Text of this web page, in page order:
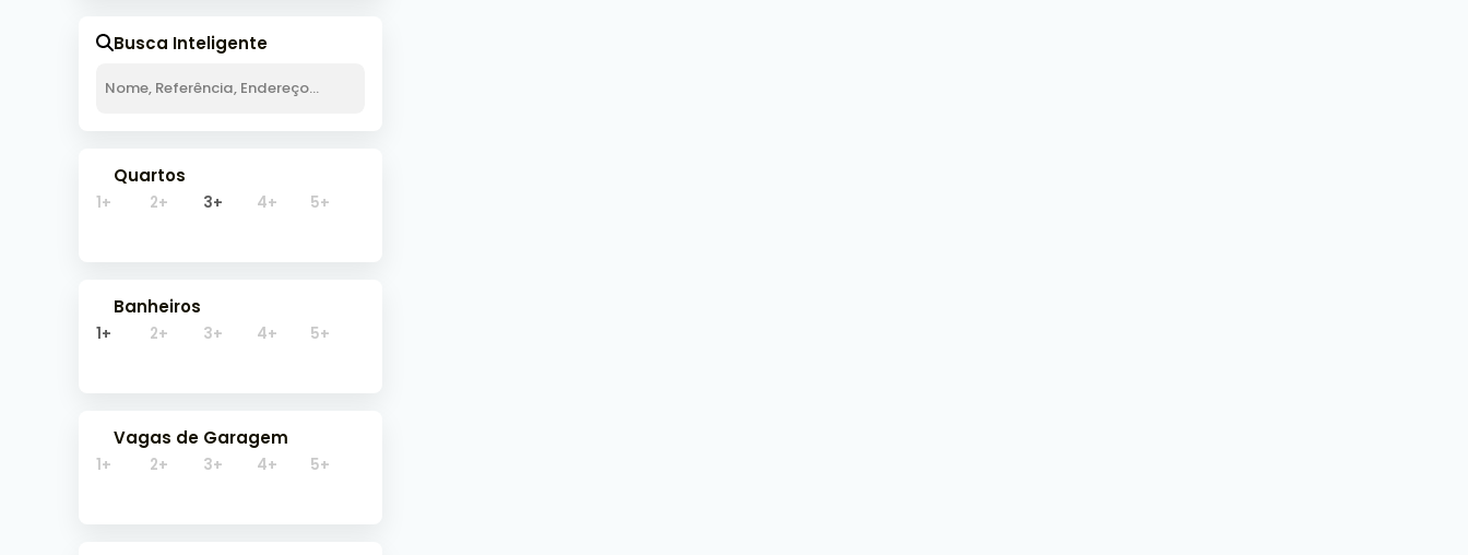
Centro (1)
Cachoeirinha (1)
Busca Inteligente
Quartos
1+ 2+ 3+ 4+ 5+
Banheiros
1+ 2+ 3+ 4+ 5+
Vagas de Garagem
1+ 2+ 3+ 4+ 5+